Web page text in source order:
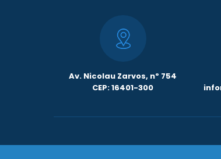
Av. Nicolau Zarvos, nº 754
CEP: 16401-300